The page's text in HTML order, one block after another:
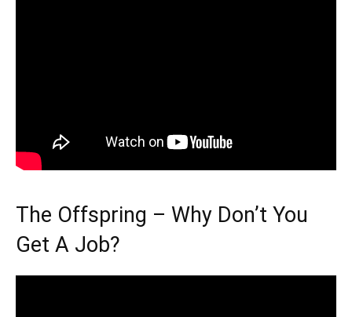
The Offspring – Why Don’t You
Get A Job?